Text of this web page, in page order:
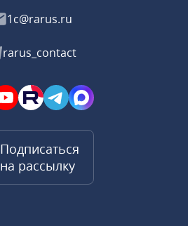
1c@rarus.ru
rarus_contact
Подписаться
на рассылку